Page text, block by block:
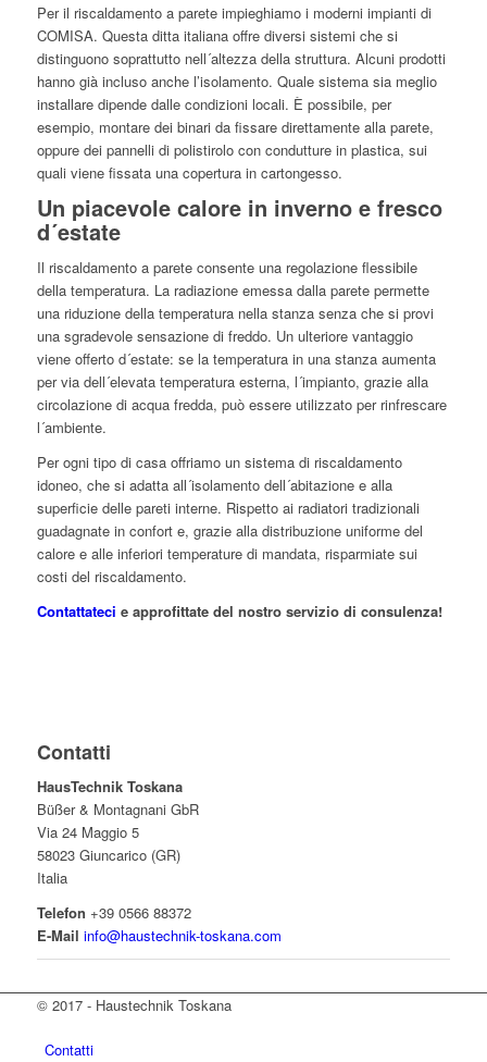
Per il riscaldamento a parete impieghiamo i moderni impianti di
COMISA. Questa ditta italiana offre diversi sistemi che si
distinguono soprattutto nell´altezza della struttura. Alcuni prodotti
hanno già incluso anche l’isolamento. Quale sistema sia meglio
installare dipende dalle condizioni locali. È possibile, per
esempio, montare dei binari da fissare direttamente alla parete,
oppure dei pannelli di polistirolo con condutture in plastica, sui
quali viene fissata una copertura in cartongesso.
Un piacevole calore in inverno e fresco
d´estate
Il riscaldamento a parete consente una regolazione flessibile
della temperatura. La radiazione emessa dalla parete permette
una riduzione della temperatura nella stanza senza che si provi
una sgradevole sensazione di freddo. Un ulteriore vantaggio
viene offerto d´estate: se la temperatura in una stanza aumenta
per via dell´elevata temperatura esterna, l´impianto, grazie alla
circolazione di acqua fredda, può essere utilizzato per rinfrescare
l´ambiente.
Per ogni tipo di casa offriamo un sistema di riscaldamento
idoneo, che si adatta all´isolamento dell´abitazione e alla
superficie delle pareti interne. Rispetto ai radiatori tradizionali
guadagnate in confort e, grazie alla distribuzione uniforme del
calore e alle inferiori temperature di mandata, risparmiate sui
costi del riscaldamento.
Contattateci e approfittate del nostroservizio di consulenza!
Contatti
HausTechnik Toskana
Büßer & Montagnani GbR
Via 24 Maggio 5
58023 Giuncarico (GR)
Italia
Telefon +39 0566 88372
E-Mail info@haustechnik-toskana.com
© 2017 - Haustechnik Toskana
Contatti